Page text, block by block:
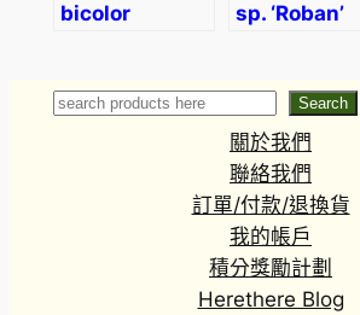
bicolor
sp. ‘Roban’
Search Search
關於我們
聯絡我們
訂單/付款/退換貨
我的帳戶
積分獎勵計劃
Herethere Blog